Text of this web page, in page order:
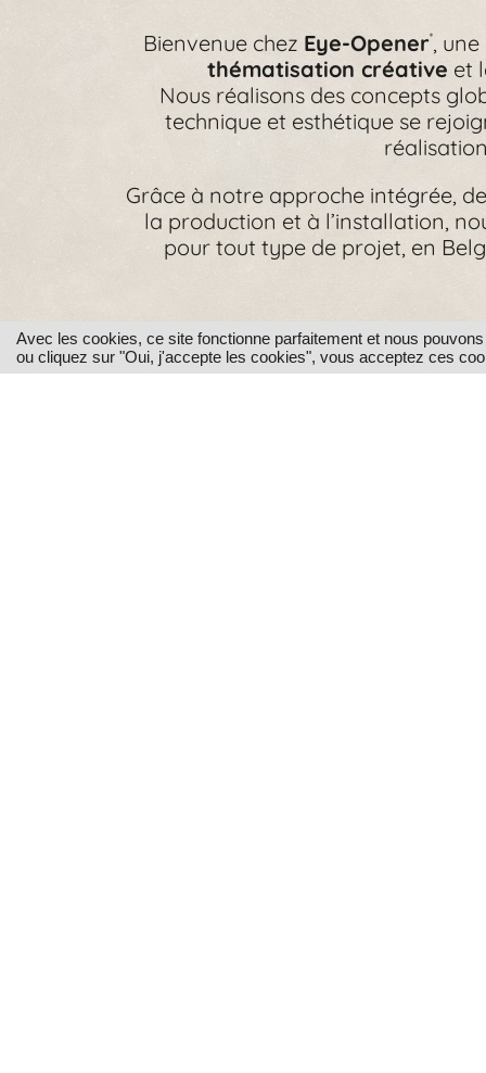
Bienvenue chez Eye-Opener®,
thématisation créative et
Nous réalisons des concepts
technique et esthétique se
Grâce à notre approche intégrée,
la production et à l’installation,
pour tout type de projet, en
Avec les cookies, ce site fonctionne parfaitement et nous
ou cliquez sur "Oui, j'accepte les cookies", vous acceptez ces